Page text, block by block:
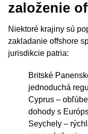
založenie
Niektoré krajiny sú
zakladanie offshore
jurisdikcie patria:
Britské
jednoduchá
Cyprus –
dohody s
Seychely –